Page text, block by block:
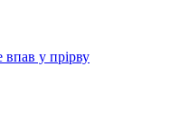
впав у прірву